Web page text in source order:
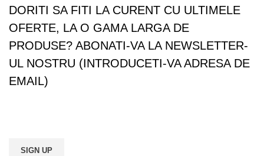
DORITI SA FITI LA CURENT CU ULTIMELE
OFERTE, LA O GAMA LARGA DE
PRODUSE? ABONATI-VA LA NEWSLETTER-
UL NOSTRU (INTRODUCETI-VA ADRESA DE
EMAIL)